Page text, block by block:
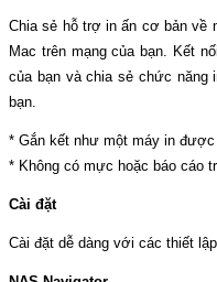
Chia sẻ hỗ trợ in ấn cơ bản về
Mac trên mạng của bạn. Kết
của bạn và chia sẻ chức
bạn.
* Gắn kết như một máy in được
* Không có mực hoặc báo cáo
Cài đặt
Cài đặt dễ dàng với các thiết lập